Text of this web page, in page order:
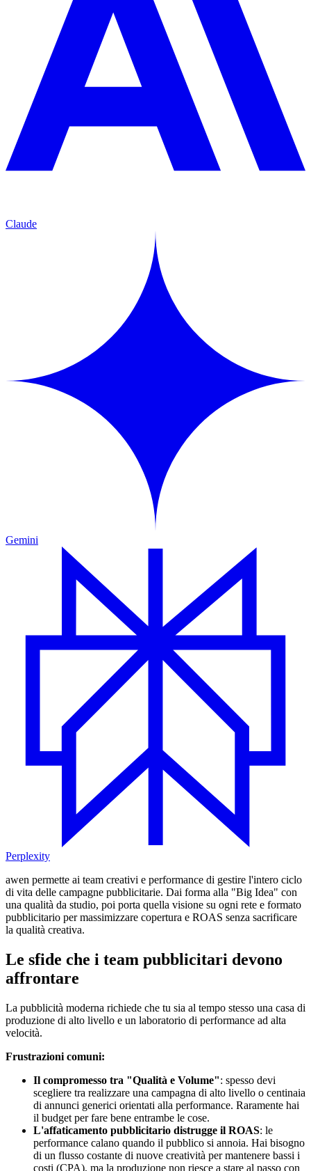
Claude
Gemini
Perplexity
awen permette ai team creativi e performance di gestire l'intero ciclo
di vita delle campagne pubblicitarie. Dai forma alla "Big Idea" con
una qualità da studio, poi porta quella visione su ogni rete e formato
pubblicitario per massimizzare copertura e ROAS senza sacrificare
la qualità creativa.
Le sfide che i team pubblicitari devono
affrontare
La pubblicità moderna richiede che tu sia al tempo stesso una casa di
produzione di alto livello e un laboratorio di performance ad alta
velocità.
Frustrazioni comuni:
Il compromesso tra "Qualità e Volume": spesso devi
scegliere tra realizzare una campagna di alto livello o centinaia
di annunci generici orientati alla performance. Raramente hai
il budget per fare bene entrambe le cose.
L'affaticamento pubblicitario distrugge il ROAS: le
performance calano quando il pubblico si annoia. Hai bisogno
di un flusso costante di nuove creatività per mantenere bassi i
costi (CPA), ma la produzione non riesce a stare al passo con